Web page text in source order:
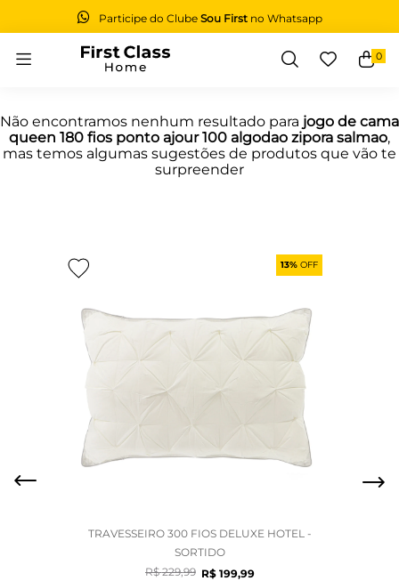
Participe do ClubeSou First no Whatsapp
0
Não encontramos nenhum resultado para jogo de cama
queen 180 fios ponto ajour 100 algodao zipora salmao,
mas temos algumas sugestões de produtos que vão te
surpreender
13% OFF
TRAVESSEIRO 300 FIOS DELUXE HOTEL -
SORTIDO
R$ 229,99 R$ 199,99